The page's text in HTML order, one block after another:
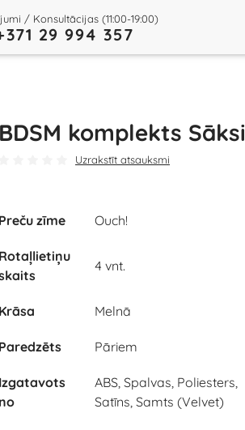
/ Konsultācijas (11:00-19:00)
29 994 357
BDSM komplekts
Uzrakstīt atsauksmi
Preču zīme Ouch!
Rotaļlietiņu
4 vnt.
Krāsa Melnā
Paredzēts Pāriem
Izgatavots
no
ABS, Spalvas, Poliesters,
Satīns, Samts (Velvet)